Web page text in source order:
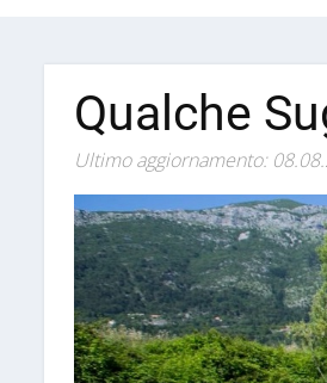
Qualche
Ultimo aggiornamento: